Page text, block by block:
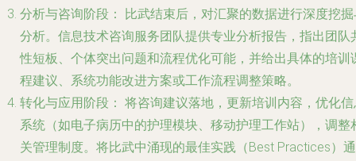
分析与咨询阶段：
比武结束后，对汇聚的数据进行深度挖
分析。信息技术咨询服务团队提供专业分析报告，指出团队
性短板、个体突出问题和流程优化可能，并给出具体的培训
程建议、系统功能改进方案或工作流程调整策略。
转化与应用阶段： 将咨询建议落地，更新培训内容，优化
系统（如电子病历中的护理模块、移动护理工作站），调整
关管理制度。将比武中涌现的最佳实践（Best Practices）通